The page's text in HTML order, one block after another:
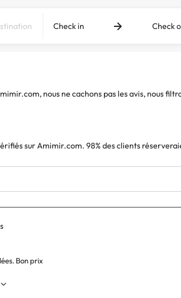
Check in Check
nous ne cachons pas les avis, nous
sur Amimir.com. 98% des clients